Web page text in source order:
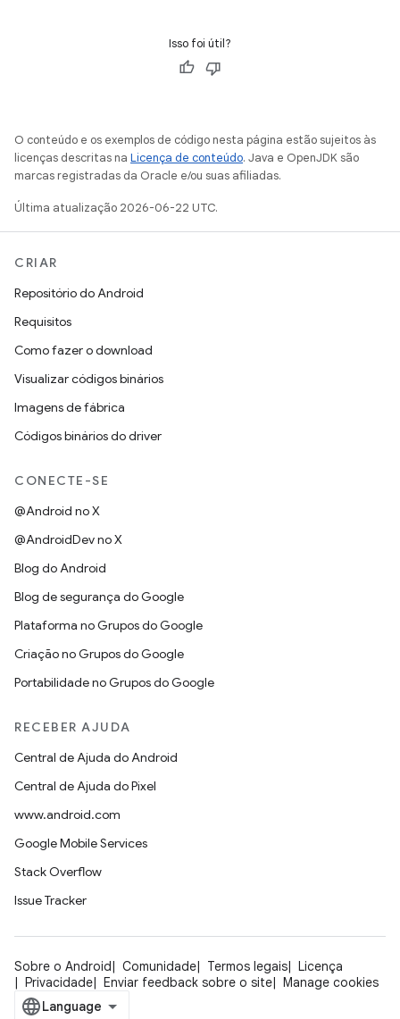
Isso foi útil?
O conteúdo e os exemplos de código nesta página estão sujeitos às
licenças descritas na Licença de conteúdo. Java e OpenJDK são
marcas registradas da Oracle e/ou suas afiliadas.
Última atualização 2026-06-22 UTC.
CRIAR
Repositório do Android
Requisitos
Como fazer o download
Visualizar códigos binários
Imagens de fábrica
Códigos binários do driver
CONECTE-SE
@Android no X
@AndroidDev no X
Blog do Android
Blog de segurança do Google
Plataforma no Grupos do Google
Criação no Grupos do Google
Portabilidade no Grupos do Google
RECEBER AJUDA
Central de Ajuda do Android
Central de Ajuda do Pixel
www.android.com
Google Mobile Services
Stack Overflow
Issue Tracker
Sobre o Android Comunidade Termos legais
Licença
Privacidade
Enviar feedback sobre o site Manage cookies